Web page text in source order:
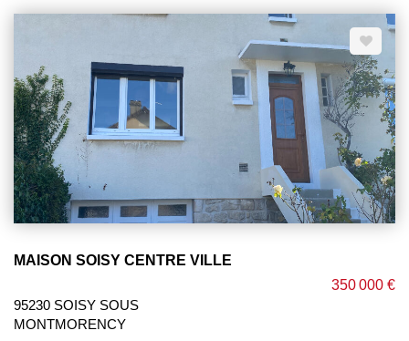
à prévoir. Chauffage gaz. AFFAIRE RARE DE QUALITE AVEC
BEAUCOUP DE POTENTIEL-------------HONORAIRES
CHARGE VENDEUR ----------CONTACT AGENCE
MAISON SOISY CENTRE VILLE
350 000 €
95230 SOISY SOUS
MONTMORENCY